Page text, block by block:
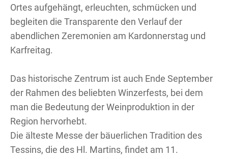
Ortes aufgehängt, erleuchten, schmücken und
begleiten die Transparente den Verlauf der
abendlichen Zeremonien am Kardonnerstag und
Karfreitag.
Das historische Zentrum ist auch Ende September
der Rahmen des beliebten Winzerfests, bei dem
man die Bedeutung der Weinproduktion in der
Region hervorhebt.
Die älteste Messe der bäuerlichen Tradition des
Tessins, die des Hl. Martins, findet am 11.